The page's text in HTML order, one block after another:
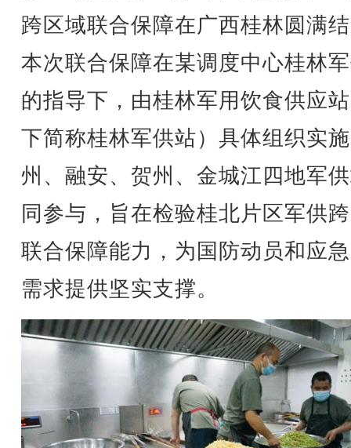
跨区域联合保障在广西桂林圆满
本次联合保障在某调度中心桂林
的指导下，由桂林军用饮食供应
下简称桂林军供站）具体组织实
州、融安、贺州、金城江四地军
同参与，旨在检验桂北片区军供
联合保障能力，为国防动员和应
需求提供坚实支撑。